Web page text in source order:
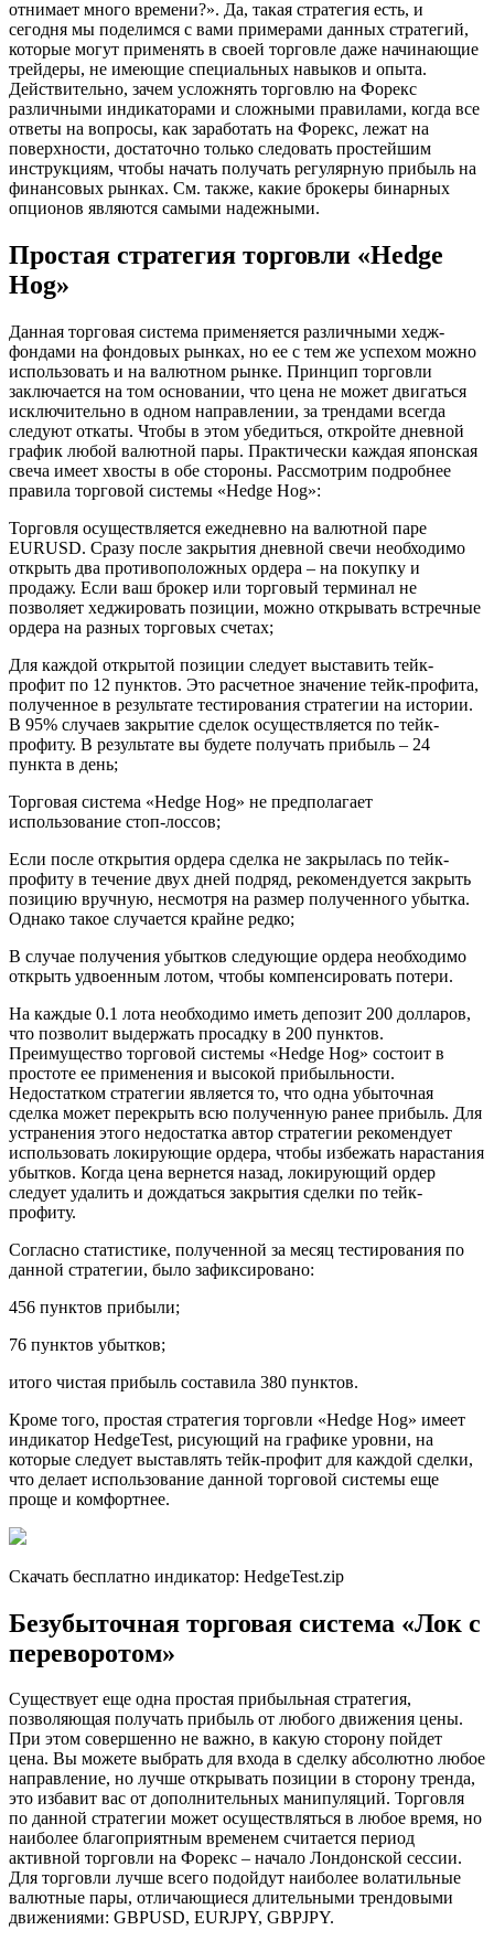
отнимает много времени?». Да, такая стратегия есть, и
сегодня мы поделимся с вами примерами данных стратегий,
которые могут применять в своей торговле даже начинающие
трейдеры, не имеющие специальных навыков и опыта.
Действительно, зачем усложнять торговлю на Форекс
различными индикаторами и сложными правилами, когда все
ответы на вопросы, как заработать на Форекс, лежат на
поверхности, достаточно только следовать простейшим
инструкциям, чтобы начать получать регулярную прибыль на
финансовых рынках. См. также, какие брокеры бинарных
опционов являются самыми надежными.
Простая стратегия торговли «Hedge
Hog»
Данная торговая система применяется различными хедж-
фондами на фондовых рынках, но ее с тем же успехом можно
использовать и на валютном рынке. Принцип торговли
заключается на том основании, что цена не может двигаться
исключительно в одном направлении, за трендами всегда
следуют откаты. Чтобы в этом убедиться, откройте дневной
график любой валютной пары. Практически каждая японская
свеча имеет хвосты в обе стороны. Рассмотрим подробнее
правила торговой системы «Hedge Hog»:
Торговля осуществляется ежедневно на валютной паре
EURUSD. Сразу после закрытия дневной свечи необходимо
открыть два противоположных ордера – на покупку и
продажу. Если ваш брокер или торговый терминал не
позволяет хеджировать позиции, можно открывать встречные
ордера на разных торговых счетах;
Для каждой открытой позиции следует выставить тейк-
профит по 12 пунктов. Это расчетное значение тейк-профита,
полученное в результате тестирования стратегии на истории.
В 95% случаев закрытие сделок осуществляется по тейк-
профиту. В результате вы будете получать прибыль – 24
пункта в день;
Торговая система «Hedge Hog» не предполагает
использование стоп-лоссов;
Если после открытия ордера сделка не закрылась по тейк-
профиту в течение двух дней подряд, рекомендуется закрыть
позицию вручную, несмотря на размер полученного убытка.
Однако такое случается крайне редко;
В случае получения убытков следующие ордера необходимо
открыть удвоенным лотом, чтобы компенсировать потери.
На каждые 0.1 лота необходимо иметь депозит 200 долларов,
что позволит выдержать просадку в 200 пунктов.
Преимущество торговой системы «Hedge Hog» состоит в
простоте ее применения и высокой прибыльности.
Недостатком стратегии является то, что одна убыточная
сделка может перекрыть всю полученную ранее прибыль. Для
устранения этого недостатка автор стратегии рекомендует
использовать локирующие ордера, чтобы избежать нарастания
убытков. Когда цена вернется назад, локирующий ордер
следует удалить и дождаться закрытия сделки по тейк-
профиту.
Согласно статистике, полученной за месяц тестирования по
данной стратегии, было зафиксировано:
456 пунктов прибыли;
76 пунктов убытков;
итого чистая прибыль составила 380 пунктов.
Кроме того, простая стратегия торговли «Hedge Hog» имеет
индикатор HedgeTest, рисующий на графике уровни, на
которые следует выставлять тейк-профит для каждой сделки,
что делает использование данной торговой системы еще
проще и комфортнее.
Скачать бесплатно индикатор: HedgeTest.zip
Безубыточная торговая система «Лок с
переворотом»
Существует еще одна простая прибыльная стратегия,
позволяющая получать прибыль от любого движения цены.
При этом совершенно не важно, в какую сторону пойдет
цена. Вы можете выбрать для входа в сделку абсолютно любое
направление, но лучше открывать позиции в сторону тренда,
это избавит вас от дополнительных манипуляций. Торговля
по данной стратегии может осуществляться в любое время, но
наиболее благоприятным временем считается период
активной торговли на Форекс – начало Лондонской сессии.
Для торговли лучше всего подойдут наиболее волатильные
валютные пары, отличающиеся длительными трендовыми
движениями: GBPUSD, EURJPY, GBPJPY.